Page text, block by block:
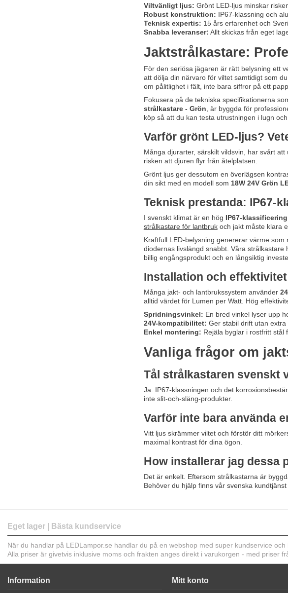
Viltvänligt ljus: Grönt LED-ljus minskar
Robust konstruktion: IP67-klassning och
Teknisk expertis: 15 års erfarenhet och
Snabba leveranser: Allt skickas från eget
Jaktstrålkastare:
För den seriösa jägaren är rätt belysning ett
att dölja din närvaro för viltet samtidigt som
om pålitlighet i fält, inte bara siffror på ett
Fokusera på de tekniska specifikationerna
strålkastare - Grön, är byggda för
köp så att du kan testa utrustningen i lugn
Varför grönt LED-ljus?
Många djurarter, särskilt vildsvin, har svårt
risken att djuren flyr från åtelplatsen.
Grönt ljus ger dessutom en överlägsen
din sikt med en modell som 18W 24V Grön
Teknisk prestanda: IP67-
I svenskt klimat är en hög IP67-klassificering
strålkastare för lantbrukoch jakt måste klara
Kraftfull LED-belysning genererar värme
diodernas livslängd snabbt. Våra
billig engångsprodukt och en långsiktig
Installation och
Många jakt- och lantbrukssystem använder
alltid värdet för Lumen per Watt. Hög
Spridningsvinkel: En bred vinkel lyser upp
24V-kompatibilitet: Ger stabil drift utan extra
Enkel montering: Rejäla byglar i rostfritt stål
Vanliga frågor om
Tål strålkastaren svenskt
Ja. IP67-klassningen och det
inte slit-och-släng-produkter.
Varför inte bara använda
Vitt ljus skrämmer viltet och förstör ditt
maximal kontrast för dina ögon.
How installerar jag dessa
Det är enkelt. Eftersom strålkastarna är
Behöver du hjälp finns vår svenska
Eget lager | Bästa kundservice
När du handlar på LEDLampor.se handlar du på en webshop med super kundservice och
Alla priser är givetvis inklusive moms och frakten anges direkt i varukorgen - med priser
Information Mitt konto